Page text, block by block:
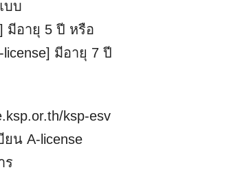
บบ
มีอายุ 5 ปี หรือ
มีอายุ 7 ปี
ksp-esv
น A-license
ร